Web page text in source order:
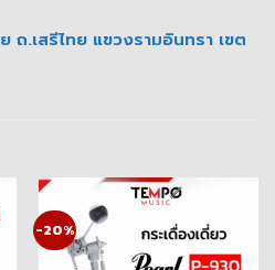
ถ.เสรีไทย แขวงรามอินทรา เขต
-20%